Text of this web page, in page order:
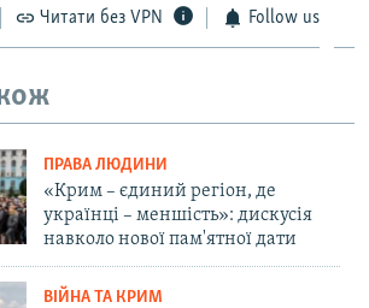
Читати без VPN Follow us
ПРАВА ЛЮДИНИ
«Крим – єдиний регіон, де
українці – меншість»: дискусія
навколо нової пам'ятної дати
ВІЙНА ТА КРИМ